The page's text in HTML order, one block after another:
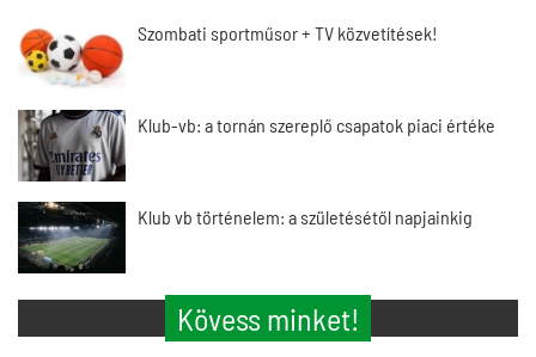
Szombati sportműsor + TV közvetítések!
Klub-vb: a tornán szereplő csapatok piaci értéke
Klub vb történelem: a születésétől napjainkig
Kövess minket!